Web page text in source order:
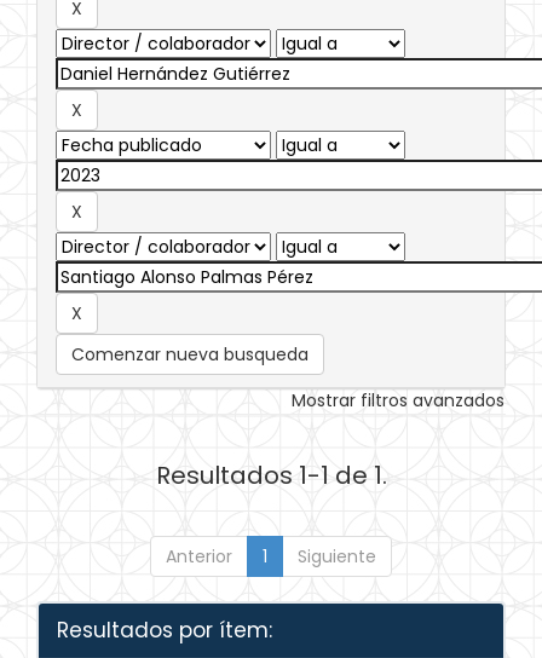
Comenzar nueva busqueda
Mostrar filtros avanzados
Resultados 1-1 de 1.
Anterior 1 Siguiente
Resultados por ítem: